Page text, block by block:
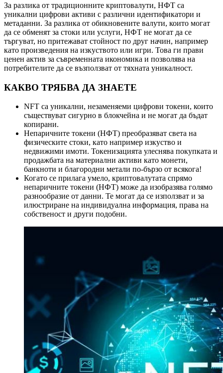
За разлика от традиционните криптовалути, НФТ са
уникални цифрови активи с различни идентификатори и
метаданни. За разлика от обикновените валути, които могат
да се обменят за стоки или услуги, НФТ не могат да се
търгуват, но притежават стойност по друг начин, например
като произведения на изкуството или игри. Това ги прави
ценен актив за съвременната икономика и позволява на
потребителите да се възползват от тяхната уникалност.
КАКВО ТРЯБВА ДА ЗНАЕТЕ
NFT са уникални, незаменяеми цифрови токени, които
съществуват сигурно в блокчейна и не могат да бъдат
копирани.
Непаричните токени (НФТ) преобразяват света на
физическите стоки, като например изкуство и
недвижими имоти. Токенизацията улеснява покупката и
продажбата на материални активи като монети,
банкноти и благородни метали по-бързо от всякога!
Когато се прилага умело, криптовалутата спрямо
непаричните токени (НФТ) може да изобразява голямо
разнообразие от данни. Те могат да се използват и за
илюстриране на индивидуална информация, права на
собственост и други подобни.